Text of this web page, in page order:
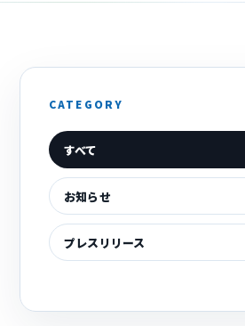
CATEGORY
すべて
お知らせ
プレスリリース